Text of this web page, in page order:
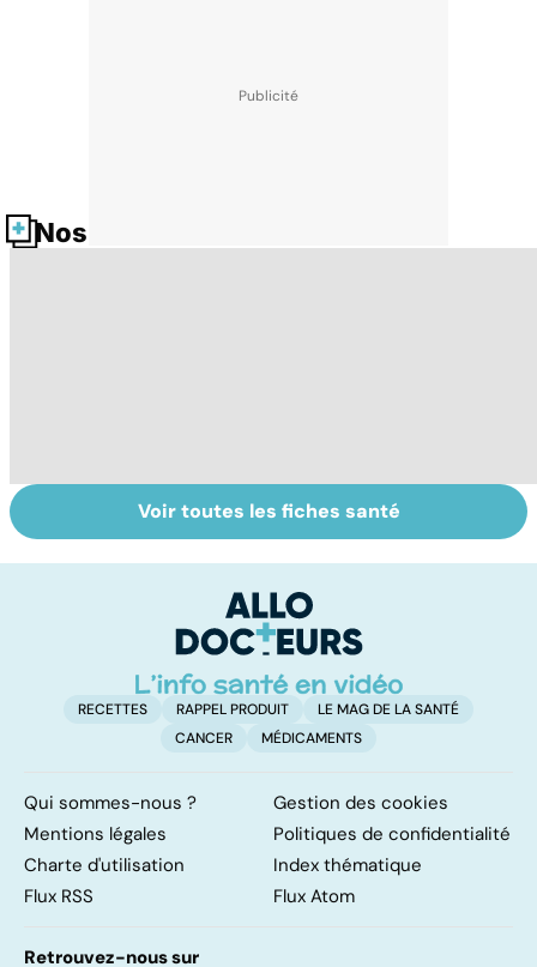
Nos fiches santé
Le magnésium,
un oligo-élément
Intestin irritable :
le régime
solution ?
Voir toutes les fiches santé
RECETTES RAPPEL PRODUIT
LE MAG DE LA SANTÉ
CANCER
MÉDICAMENTS
Qui sommes-nous ?
Gestion des cookies
Mentions légales
Politiques de confidentialité
Charte d'utilisation
Index thématique
Flux RSS
Flux Atom
Retrouvez-nous sur